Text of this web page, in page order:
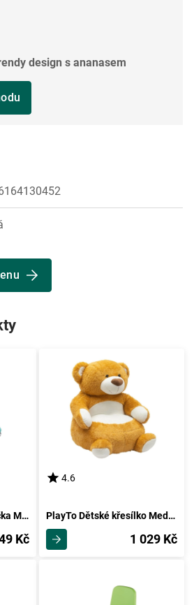
design s ananasem
New Baby Jídelní židlička Minty Fox - ekokůže s vložkou pro menší děti
Kč
4.6
PlayTo Dětské křesílko Medvídek, 50 x 50 x 58 cm
1 029 Kč